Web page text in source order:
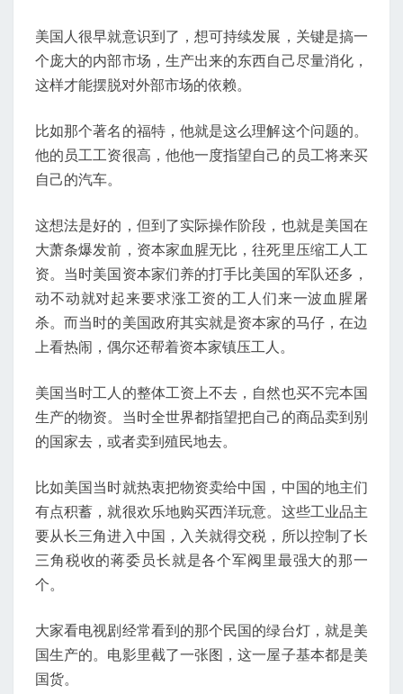
美国人很早就意识到了，想可持续发展，关键是搞一
个庞大的内部市场，生产出来的东西自己尽量消化，
这样才能摆脱对外部市场的依赖。
比如那个著名的福特，他就是这么理解这个问题的。
他的员工工资很高，他他一度指望自己的员工将来买
自己的汽车。
这想法是好的，但到了实际操作阶段，也就是美国在
大萧条爆发前，资本家血腥无比，往死里压缩工人工
资。当时美国资本家们养的打手比美国的军队还多，
动不动就对起来要求涨工资的工人们来一波血腥屠
杀。而当时的美国政府其实就是资本家的马仔，在边
上看热闹，偶尔还帮着资本家镇压工人。
美国当时工人的整体工资上不去，自然也买不完本国
生产的物资。当时全世界都指望把自己的商品卖到别
的国家去，或者卖到殖民地去。
比如美国当时就热衷把物资卖给中国，中国的地主们
有点积蓄，就很欢乐地购买西洋玩意。这些工业品主
要从长三角进入中国，入关就得交税，所以控制了长
三角税收的蒋委员长就是各个军阀里最强大的那一
个。
大家看电视剧经常看到的那个民国的绿台灯，就是美
国生产的。电影里截了一张图，这一屋子基本都是美
国货。